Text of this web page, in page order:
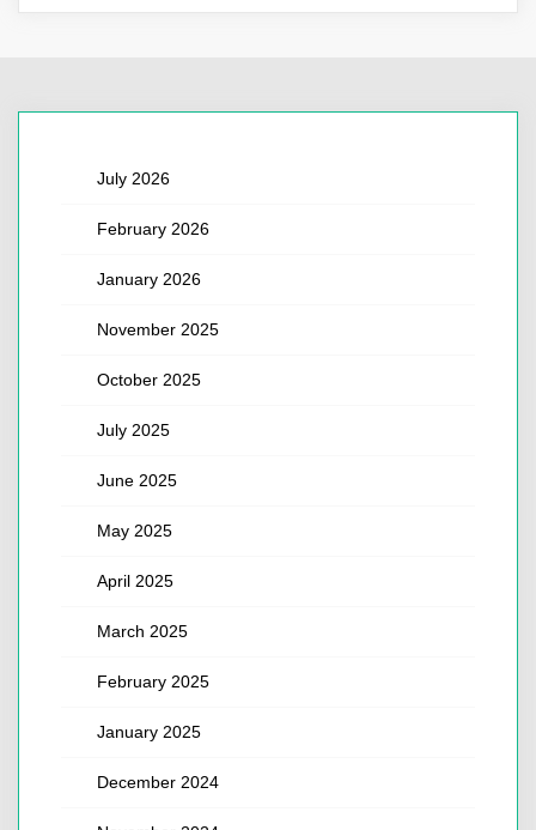
July 2026
February 2026
January 2026
November 2025
October 2025
July 2025
June 2025
May 2025
April 2025
March 2025
February 2025
January 2025
December 2024